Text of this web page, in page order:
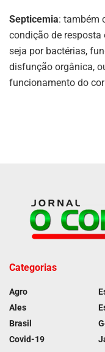
Septicemia: também
condição de
seja por bactérias,
disfunção orgânica,
funcionamento do
Categorias
Agro
Ales
Brasil
Covid-19